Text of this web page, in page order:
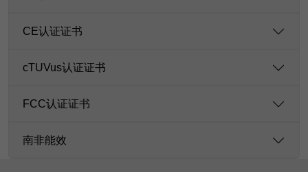
CE认证证书
cTUVus认证证书
FCC认证证书
南非能效